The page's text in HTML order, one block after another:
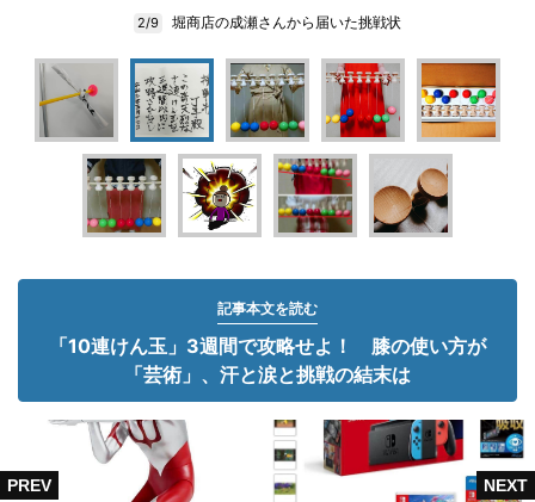
2/9 堀商店の成瀬さんから届いた挑戦状
記事本文を読む
「10連けん玉」3週間で攻略せよ！ 膝の使い方が
「芸術」、汗と涙と挑戦の結末は